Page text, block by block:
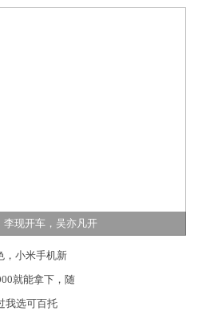
李现开车，吴亦凡开
，小米手机新
就能拿下，随
我选可百托